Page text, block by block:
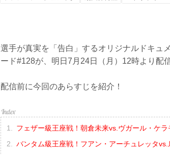
選手が真実を「告白」するオリジナルドキュ
ード#128が、明日7月24日（月）12時より配
配信前に今回のあらすじを紹介！
フェザー級王座戦！朝倉未来vs.ヴガール・ケラ
バンタム級王座戦！フアン・アーチュレッタvs.